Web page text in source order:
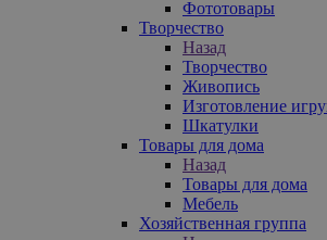
Фототовары
Творчество
Назад
Творчество
Живопись
Изготовление
Шкатулки
Товары для дома
Назад
Товары для дома
Мебель
Хозяйственная группа